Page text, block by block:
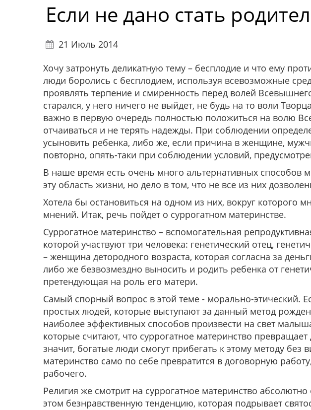
Если не дано стать
21 Июль 2014
Хочу затронуть деликатную тему – бесплодие и что ему
люди боролись с бесплодием, используя всевозможные
проявлять терпение и смиренность перед волей
старался, у него ничего не выйдет, не будь на то воли
важно в первую очередь полностью положиться на волю
отчаиваться и не терять надежды. При соблюдении
усыновить ребенка, либо же, если причина в женщине,
повторно, опять-таки при соблюдении условий,
В наше время есть очень много альтернативных способов
эту область жизни, но дело в том, что не все из них
Хотела бы остановиться на одном из них, вокруг которого
мнений. Итак, речь пойдет о суррогатном материнстве.
Суррогатное материнство – вспомогательная
которой участвуют три человека: генетический отец,
– женщина детородного возраста, которая согласна за
либо же безвозмездно выносить и родить ребенка от
претендующая на роль его матери.
Самый спорный вопрос в этой теме - морально-этический.
простых людей, которые выступают за данный метод
наиболее эффективных способов произвести на свет
которые считают, что суррогатное материнство
значит, богатые люди смогут прибегать к этому методу без
материнство само по себе превратится в договорную
рабочего.
Религия же смотрит на суррогатное материнство
этом безнравственную тенденцию, которая подрывает